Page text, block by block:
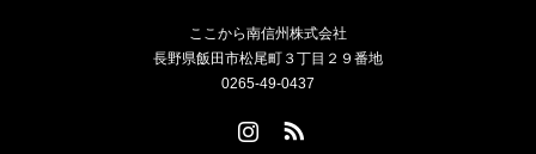
ここから南信州株式会社
長野県飯田市松尾町３丁目２９番地
0265-49-0437